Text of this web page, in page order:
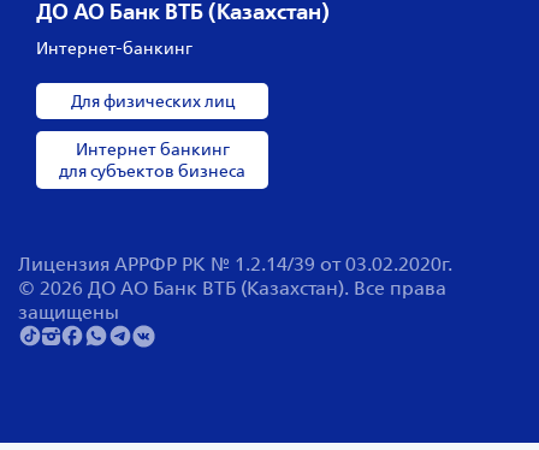
ДО АО Банк ВТБ (Казахстан)
Интернет-банкинг
Для физических лиц
Интернет банкинг
для субъектов бизнеса
Лицензия АРРФР РК № 1.2.14/39 от 03.02.2020г.
© 2026 ДО АО Банк ВТБ (Казахстан). Все права
защищены